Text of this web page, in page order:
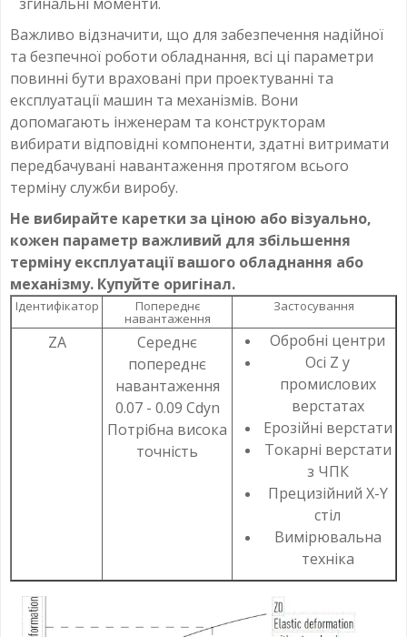
згинальні моменти.
Важливо відзначити, що для забезпечення надійної
та безпечної роботи обладнання, всі ці параметри
повинні бути враховані при проектуванні та
експлуатації машин та механізмів. Вони
допомагають інженерам та конструкторам
вибирати відповідні компоненти, здатні витримати
передбачувані навантаження протягом всього
терміну служби виробу.
Не вибирайте каретки за ціною або візуально,
кожен параметр важливий для збільшення
терміну експлуатації вашого обладнання або
механізму. Купуйте оригінал.
Ідентифікатор Попереднє
навантаження
Застосування
ZA
Середнє
попереднє
навантаження
0.07 - 0.09 Cdyn
Потрібна висока
точність
Обробні центри
Осі Z у
промислових
верстатах
Ерозійні верстати
Токарні верстати
з ЧПК
Прецизійний X-Y
стіл
Вимірювальна
техніка